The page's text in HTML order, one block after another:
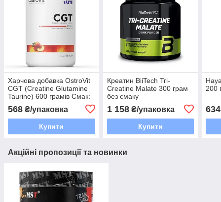
Харчова добавка OstroVit
CGT (Creatine Glutamine
Taurine) 600 грамів Смак:
568 ₴/упаковка
Купити
Креатин BiiTech Tri-
Creatine Malate 300 грам
без смаку
1 158₴/упаковка
Купити
200
634
Акційні пропозиції та новинки